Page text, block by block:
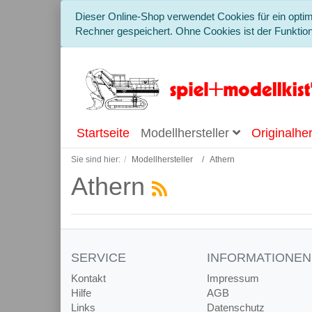
Dieser Online-Shop verwendet Cookies für ein
Rechner gespeichert. Ohne Cookies ist der
Startseite Modellhersteller
Sie sind hier: Modellhersteller Athern
Athern
SERVICE
Kontakt
Hilfe
Links
INFORMATIONEN
Impressum
AGB
Datenschutz